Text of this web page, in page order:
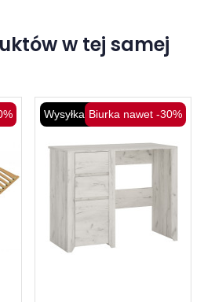
w tej samej
Wysyłka 48HBiurka nawet -30%